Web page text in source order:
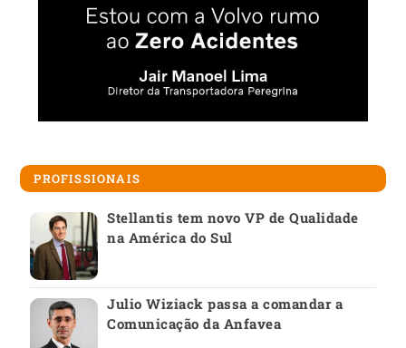
PROFISSIONAIS
Stellantis tem novo VP de Qualidade
na América do Sul
Julio Wiziack passa a comandar a
Comunicação da Anfavea